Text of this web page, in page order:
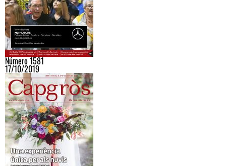
Número 1581
17/10/2019